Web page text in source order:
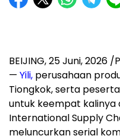
BEIJING,25 Juni, 2026 /
— Yili, perusahaan
Tiongkok, serta
untuk keempat kalinya
International Supply
meluncurkan serial